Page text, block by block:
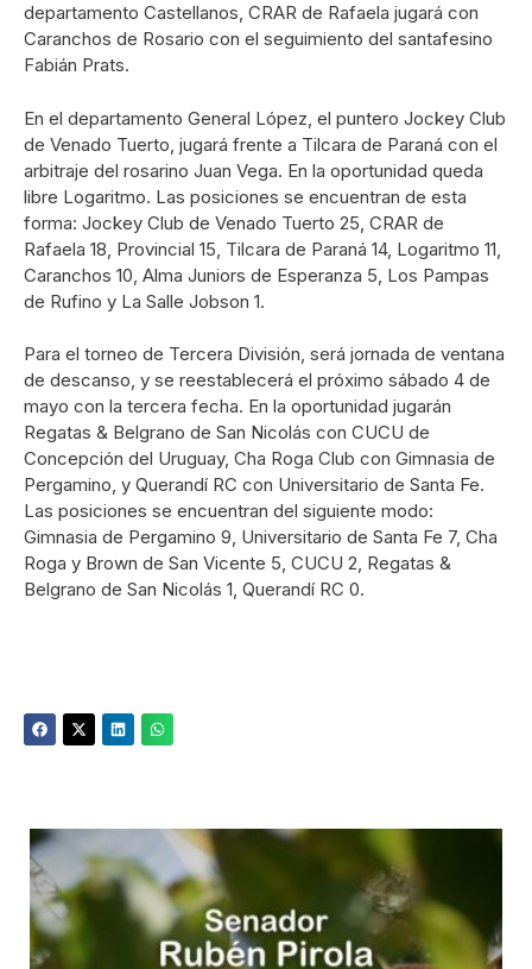
departamento Castellanos, CRAR de Rafaela jugará con
Caranchos de Rosario con el seguimiento del santafesino
Fabián Prats.
En el departamento General López, el puntero Jockey Club
de Venado Tuerto, jugará frente a Tilcara de Paraná con el
arbitraje del rosarino Juan Vega. En la oportunidad queda
libre Logaritmo. Las posiciones se encuentran de esta
forma: Jockey Club de Venado Tuerto 25, CRAR de
Rafaela 18, Provincial 15, Tilcara de Paraná 14, Logaritmo 11,
Caranchos 10, Alma Juniors de Esperanza 5, Los Pampas
de Rufino y La Salle Jobson 1.
Para el torneo de Tercera División, será jornada de ventana
de descanso, y se reestablecerá el próximo sábado 4 de
mayo con la tercera fecha. En la oportunidad jugarán
Regatas & Belgrano de San Nicolás con CUCU de
Concepción del Uruguay, Cha Roga Club con Gimnasia de
Pergamino, y Querandí RC con Universitario de Santa Fe.
Las posiciones se encuentran del siguiente modo:
Gimnasia de Pergamino 9, Universitario de Santa Fe 7, Cha
Roga y Brown de San Vicente 5, CUCU 2, Regatas &
Belgrano de San Nicolás 1, Querandí RC 0.